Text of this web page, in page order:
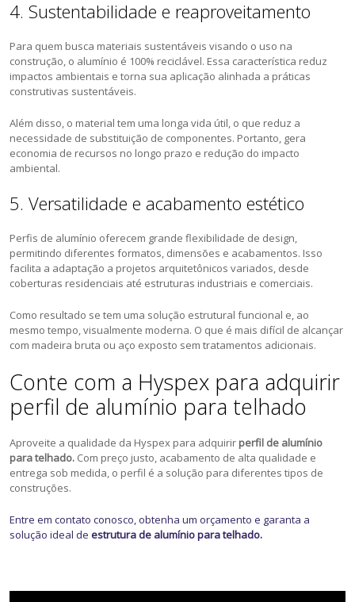
4. Sustentabilidade e reaproveitamento
Para quem busca materiais sustentáveis visando o uso na
construção, o alumínio é 100% reciclável. Essa característica reduz
impactos ambientais e torna sua aplicação alinhada a práticas
construtivas sustentáveis.
Além disso, o material tem uma longa vida útil, o que reduz a
necessidade de substituição de componentes. Portanto, gera
economia de recursos no longo prazo e redução do impacto
ambiental.
5. Versatilidade e acabamento estético
Perfis de alumínio oferecem grande flexibilidade de design,
permitindo diferentes formatos, dimensões e acabamentos. Isso
facilita a adaptação a projetos arquitetônicos variados, desde
coberturas residenciais até estruturas industriais e comerciais.
Como resultado se tem uma solução estrutural funcional e, ao
mesmo tempo, visualmente moderna. O que é mais difícil de alcançar
com madeira bruta ou aço exposto sem tratamentos adicionais.
Conte com a Hyspex para adquirir
perfil de alumínio para telhado
Aproveite a qualidade da Hyspex para adquirir perfil de alumínio
para telhado. Com preço justo, acabamento de alta qualidade e
entrega sob medida, o perfil é a solução para diferentes tipos de
construções.
Entre em contato conosco, obtenha um orçamento e garanta a
solução ideal deestrutura de alumínio para telhado.